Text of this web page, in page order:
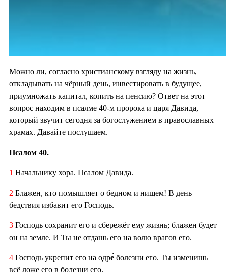
Можно ли, согласно христианскому взгляду на жизнь,
откладывать на чёрный день, инвестировать в будущее,
приумножать капитал, копить на пенсию? Ответ на этот
вопрос находим в псалме 40-м пророка и царя Давида,
который звучит сегодня за богослужением в православных
храмах. Давайте послушаем.
Псалом 40.
1 Начальнику хора. Псалом Давида.
2 Блажен, кто помышляет о бедном и нищем! В день
бедствия избавит его Господь.
3 Господь сохранит его и сбережёт ему жизнь; блажен будет
он на земле. И Ты не отдашь его на волю врагов его.
4 Господь укрепит его на одре́ болезни его. Ты изменишь
всё ложе его в болезни его.